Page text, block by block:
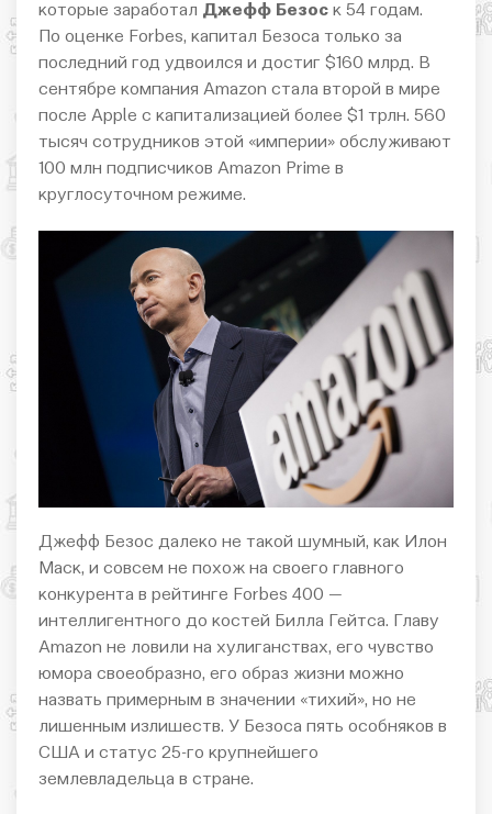
которые заработал Джефф Безос к 54 годам.
По оценке Forbes, капитал Безоса только за
последний год удвоился и достиг $160 млрд. В
сентябре компания Amazon стала второй в мире
после Apple с капитализацией более $1 трлн. 560
тысяч сотрудников этой «империи» обслуживают
100 млн подписчиков Amazon Prime в
круглосуточном режиме.
Джефф Безос далеко не такой шумный, как Илон
Маск, и совсем не похож на своего главного
конкурента в рейтинге Forbes 400 —
интеллигентного до костей Билла Гейтса. Главу
Amazon не ловили на хулиганствах, его чувство
юмора своеобразно, его образ жизни можно
назвать примерным в значении «тихий», но не
лишенным излишеств. У Безоса пять особняков в
США и статус 25-го крупнейшего
землевладельца в стране.